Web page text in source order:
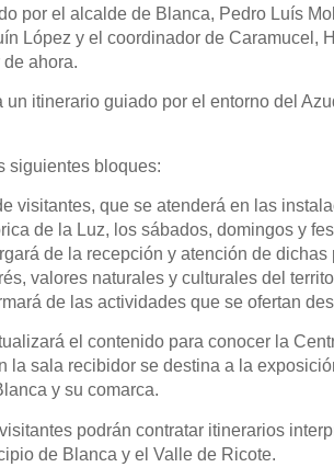
por el alcalde de Blanca, Pedro Luís
López y el coordinador de Caramucel,
ahora.
itinerario guiado por el entorno del
siguientes bloques:
visitantes, que se atenderá en las
de la Luz, los sábados, domingos y
de la recepción y atención de
valores naturales y culturales del
de las actividades que se ofertan
el contenido para conocer la
la sala recibidor se destina a la
y su comarca.
podrán contratar itinerarios
de Blanca y el Valle de Ricote.